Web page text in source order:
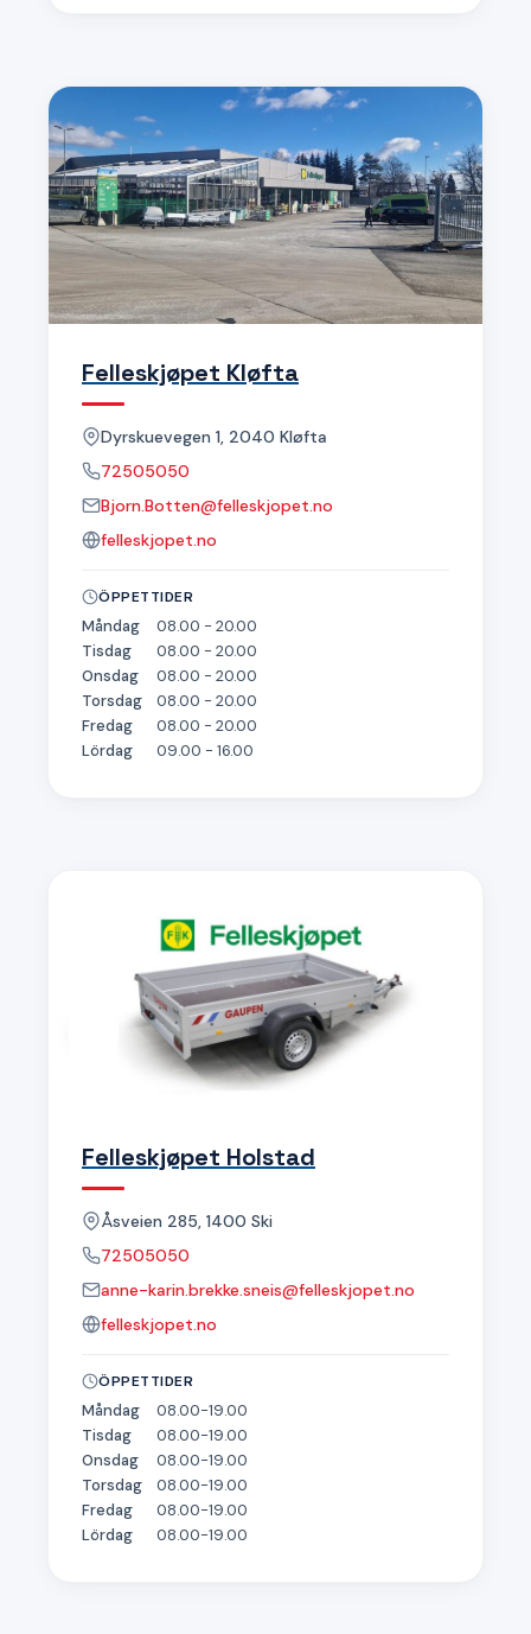
Felleskjøpet Kløfta
Dyrskuevegen 1, 2040 Kløfta
72505050
Bjorn.Botten@felleskjopet.no
felleskjopet.no
ÖPPETTIDER
Måndag
08.00 - 20.00
Tisdag
08.00 - 20.00
Onsdag
08.00 - 20.00
Torsdag
08.00 - 20.00
Fredag
08.00 - 20.00
Lördag
09.00 - 16.00
Felleskjøpet Holstad
Åsveien 285, 1400 Ski
72505050
anne-karin.brekke.sneis@felleskjopet.no
felleskjopet.no
ÖPPETTIDER
Måndag
08.00-19.00
Tisdag
08.00-19.00
Onsdag
08.00-19.00
Torsdag
08.00-19.00
Fredag
08.00-19.00
Lördag
08.00-19.00